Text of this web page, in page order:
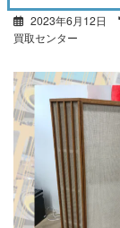
2023年6月12日
買取センター